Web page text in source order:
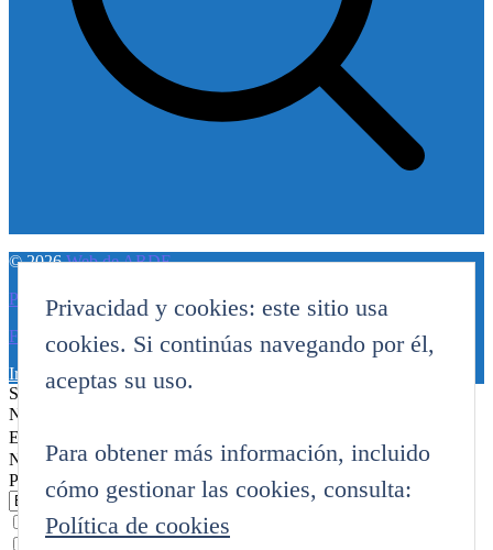
© 2026Web de ARDE
Política de privacidad
Funciona con WordPress
Ir arriba↑ Subir ↑
Suscribete y Recibe Mucho a Cambio
Nick para diferenciarte
Email
Nivel robótico
Provincia de tu Ciudad para Eventos...
Articulos, Arde, Noticias y Eventos.
Privacidad y cookies: este sitio usa
cookies. Si continúas navegando por él,
aceptas su uso.
Para obtener más información, incluido
cómo gestionar las cookies, consulta:
Política de cookies